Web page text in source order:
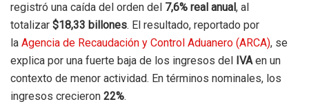
registró una caída del orden del 7,6% real anual, al
totalizar $18,33 billones. El resultado, reportado por
la Agencia de Recaudación y Control Aduanero (ARCA), se
explica por una fuerte baja de los ingresos del IVAen un
contexto de menor actividad. En términos nominales, los
ingresos crecieron 22%.